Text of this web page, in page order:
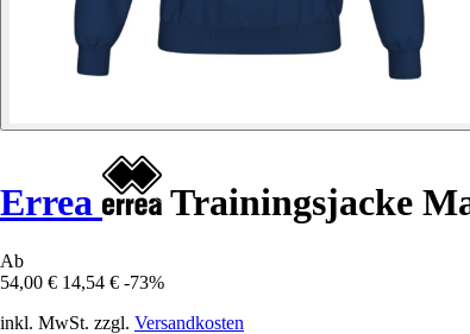
Errea Trainingsjacke
Ab
54,00 € 14,54 € -73%
inkl. MwSt. zzgl. Versandkosten